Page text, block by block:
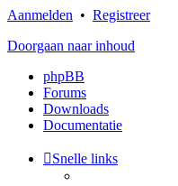
Aanmelden • Registreer
Doorgaan naar inhoud
phpBB
Forums
Downloads
Documentatie
Snelle links